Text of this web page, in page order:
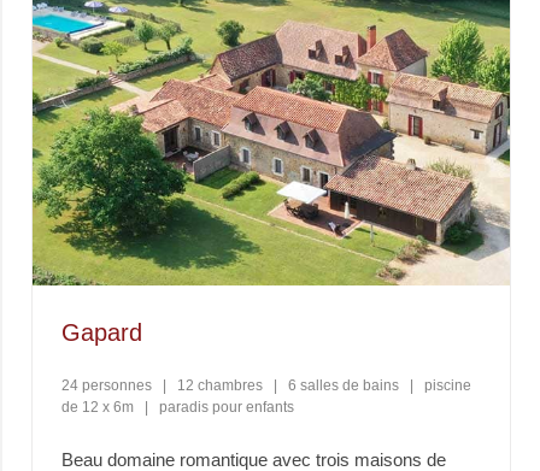
Gapard
24 personnes | 12 chambres | 6 salles de bains |
piscine
de 12 x 6m
| paradis pour enfants
Beau domaine romantique avec trois maisons de